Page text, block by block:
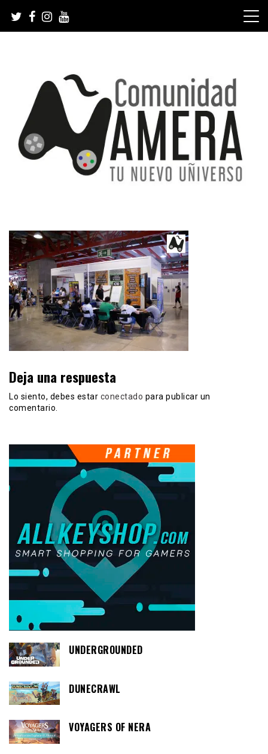
content
Comunidad Ñamera
Deja una respuesta
Lo siento, debes estar conectado para publicar un
comentario.
UNDERGROUNDED
DUNECRAWL
VOYAGERS OF NERA